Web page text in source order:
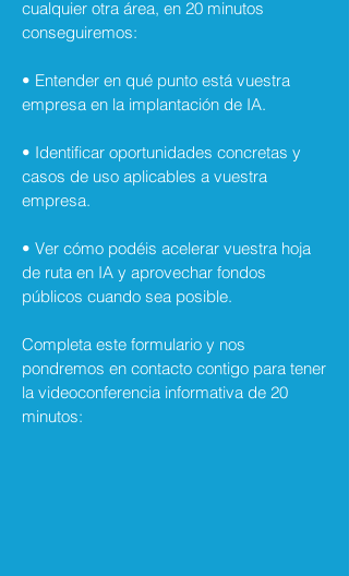
cualquier otra área, en 20 minutos
conseguiremos:
• Entender en qué punto está vuestra
empresa en la implantación de IA.
• Identificar oportunidades concretas y
casos de uso aplicables a vuestra
empresa.
• Ver cómo podéis acelerar vuestra hoja
de ruta en IA y aprovechar fondos
públicos cuando sea posible.
Completa este formulario y nos
pondremos en contacto contigo para tener
la videoconferencia informativa de 20
minutos: